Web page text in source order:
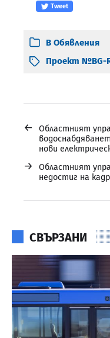
Tweet
В Обявления
Проект №BG-
←
Областният
нови
→
Областният
недостиг на
СВЪРЗАНИ